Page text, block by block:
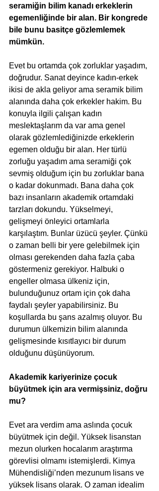
seramiğin bilim kanadı erkeklerin
egemenliğinde bir alan. Bir kongrede
bile bunu basitçe gözlemlemek
mümkün.
Evet bu ortamda çok zorluklar yaşadım,
doğrudur. Sanat deyince kadın-erkek
ikisi de akla geliyor ama seramik bilim
alanında daha çok erkekler hakim. Bu
konuyla ilgili çalışan kadın
meslektaşlarım da var ama genel
olarak gözlemlediğinizde erkeklerin
egemen olduğu bir alan. Her türlü
zorluğu yaşadım ama seramiği çok
sevmiş olduğum için bu zorluklar bana
o kadar dokunmadı. Bana daha çok
bazı insanların akademik ortamdaki
tarzları dokundu. Yükselmeyi,
gelişmeyi önleyici ortamlarla
karşılaştım. Bunlar üzücü şeyler. Çünkü
o zaman belli bir yere gelebilmek için
olması gerekenden daha fazla çaba
göstermeniz gerekiyor. Halbuki o
engeller olmasa ülkeniz için,
bulunduğunuz ortam için çok daha
faydalı şeyler yapabilirsiniz. Bu
koşullarda bu şans azalmış oluyor. Bu
durumun ülkemizin bilim alanında
gelişmesinde kısıtlayıcı bir durum
olduğunu düşünüyorum.
Akademik kariyerinize çocuk
büyütmek için ara vermişsiniz, doğru
mu?
Evet ara verdim ama aslında çocuk
büyütmek için değil. Yüksek lisanstan
mezun olurken hocalarım araştırma
görevlisi olmamı istemişlerdi. Kimya
Mühendisliği’nden mezunum lisans ve
yüksek lisans olarak. O zaman idealim